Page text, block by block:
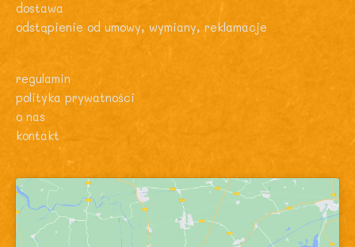
dostawa
odstąpienie od umowy, wymiany, reklamacje
regulamin
polityka prywatności
o nas
kontakt